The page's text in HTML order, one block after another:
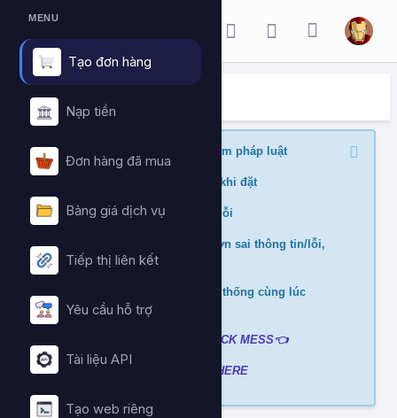
MENU
Tạo đơn hàng
Nạp tiền
Đơn hàng đã mua
Bảng giá dịch vụ
Tiếp thị liên kết
Yêu cầu hỗ trợ
Tài liệu API
Tạo web riêng
ĐẶT HÀNG DỊCH VỤ
Trang chủ Đặt hàng dịch vụ
Nghiêm cấm buff nội dung vi phạm pháp luật
Kiểm tra min/max quantity trước khi đặt
Đảm bảo link chính xác để tránh lỗi
Không hỗ trợ và hoàn tiền nếu đơn sai thông tin/lỗi,
cài đè đơn
Không xử lý nếu mua ở nhiều hệ thống cùng lúc
tránh hao hụt số dư
CLICK MESS👈
Xem video hướng dẫn CLICK HERE